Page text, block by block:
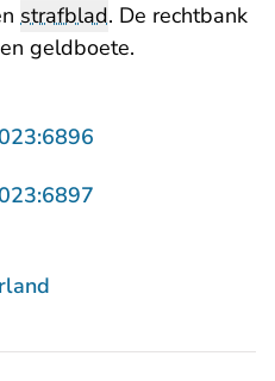
strafblad. De rechtbank
geldboete.